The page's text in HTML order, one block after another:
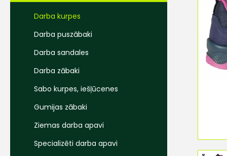
Darba kurpes
Darba puszābaki
Darba sandales
Darba zābaki
Sabo kurpes, iešļūcenes
Gumijas zābaki
Ziemas darba apavi
Specializēti darba apavi